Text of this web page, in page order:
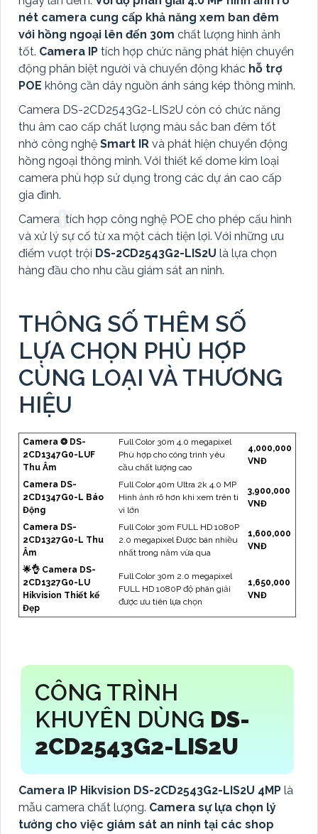
nét camera cung cấp khả năng xem ban đêm
với hồng ngoại lên đến 30m chất lượng hình ảnh
tốt. Camera IP tích hợp chức năng phát hiện chuyển
động phân biệt người và chuyển động khác hỗ trợ
POE không cần dây nguồn ánh sáng kép thông minh.
Camera DS-2CD2543G2-LIS2U còn có chức năng
thu âm cao cấp chất lượng màu sắc ban đêm tốt
nhờ công nghệ Smart IR và phát hiện chuyển động
hồng ngoại thông minh. Với thiết kế dome kim loại
camera phù hợp sử dụng trong các dự án cao cấp
gia đình.
Camera tích hợp công nghệ POE cho phép cấu hình
và xử lý sự cố từ xa một cách tiện lợi. Với những ưu
điểm vượt trội DS-2CD2543G2-LIS2U là lựa chọn
hàng đầu cho nhu cầu giám sát an ninh.
THÔNG SỐ THÊM SỐ
LỰA CHỌN PHÙ HỢP
CÙNG LOẠI VÀ THƯƠNG
HIỆU
Camera ❂ DS-
2CD1347G0-LUF
Thu Âm
Full Color 30m 4.0 megapixel
Phù hợp cho công trình yêu
cầu chất lượng cao
4,000,000
VNĐ
Camera DS-
2CD1347G0-L Báo
Động
Full Color 40m Ultra 2k 4.0 MP
Hình ảnh rõ hơn khi xem trên ti
vi lớn
3,900,000
VNĐ
Camera DS-
2CD1327G0-L Thu
Âm
Full Color 30m FULL HD 1080P
2.0 megapixel Được bán nhiều
nhất trong năm vừa qua
1,600,000
VNĐ
🌟👌 Camera DS-
2CD1327G0-LU
Hikvision Thiết kế
Đẹp
Full Color 30m 2.0 megapixel
FULL HD 1080P độ phân giải
được ưu tiên lựa chọn
1,650,000
VNĐ
CÔNG TRÌNH
KHUYÊN DÙNG DS-
2CD2543G2-LIS2U
Camera IP Hikvision DS-2CD2543G2-LIS2U 4MP là
mẫu camera chất lượng. Camera sự lựa chọn lý
tưởng cho việc giám sát an ninh tại các shop